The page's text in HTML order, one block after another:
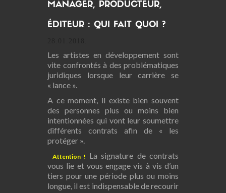
MANAGER, PRODUCTEUR,
ÉDITEUR : QUI FAIT QUOI ?
Les artistes en développement sont
vite confrontés à des problématiques
juridiques lorsque leur carrière se
« lance ».
A ce moment, il existe bien souvent
des personnes plus ou moins bien
intentionnées qui vont leur soumettre
différents contrats afin de « les
protéger ».
Attention ! La signature de contrats
vous lie et vous engage vis à vis d’un
tiers pour une période plus ou moins
longue, il est indispensable de recourir